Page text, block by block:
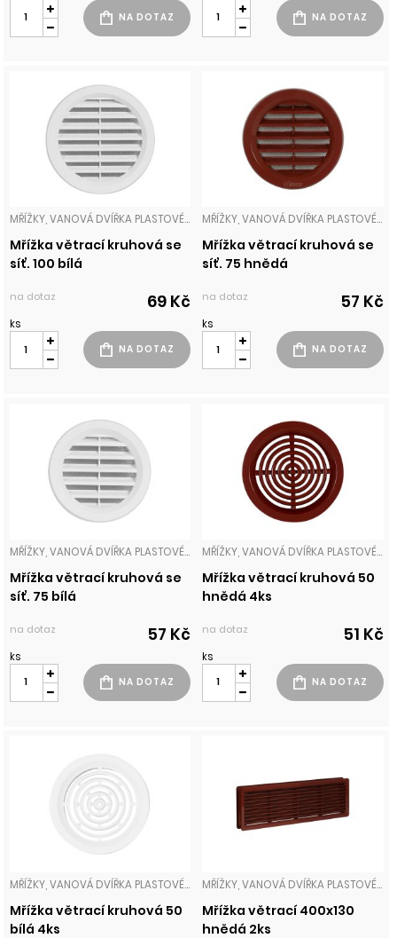
MŘÍŽKY, VANOVÁ DVÍŘKA PLASTOVÉ MŘÍŽKY
Mřížka větrací kruhová se
síť. 100 bílá
na dotaz 69 Kč
ks
MŘÍŽKY, VANOVÁ DVÍŘKA PLASTOVÉ MŘÍŽKY
Mřížka větrací kruhová se
síť. 75 hnědá
na dotaz 57 Kč
ks
MŘÍŽKY, VANOVÁ DVÍŘKA PLASTOVÉ MŘÍŽKY
Mřížka větrací kruhová se
síť. 75 bílá
na dotaz 57 Kč
ks
MŘÍŽKY, VANOVÁ DVÍŘKA PLASTOVÉ MŘÍŽKY
Mřížka větrací kruhová 50
hnědá 4ks
na dotaz 51 Kč
ks
MŘÍŽKY, VANOVÁ DVÍŘKA PLASTOVÉ MŘÍŽKY
Mřížka větrací kruhová 50
bílá 4ks
MŘÍŽKY, VANOVÁ DVÍŘKA PLASTOVÉ MŘÍŽKY
Mřížka větrací 400x130
hnědá 2ks